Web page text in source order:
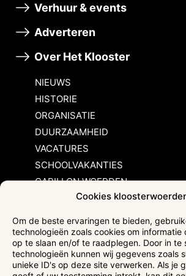
Cookies
Om de beste ervaringen te bieden,
technologieën zoals cookies om informatie
op te slaan en/of te raadplegen. Door in te
technologieën kunnen wij gegevens zoals
unieke ID's op deze site verwerken. Als je
Verhuur & events
Adverteren
Over Het Klooster
NIEUWS
HISTORIE
ORGANISATIE
DUURZAAMHEID
VACATURES
SCHOOLVAKANTIES
CARILLON WOERDEN
Inschrijvingsvoorwaarden
Bezoekersvoorwaarden
Huurvoorwaarden
Privacyverklaring